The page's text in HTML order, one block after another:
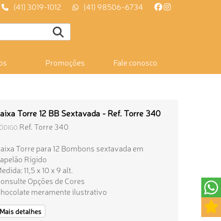
(41) 3019-1012 (41) 98506-6734
Promoções Fale conosco
Torre 12 BB Sextavada - Ref. Torre 340
Ref. Torre 340
Torre para 12 Bombons sextavada em
Rígido
11,5 x 10 x 9 alt.
Opções de Cores
meramente ilustrativo
Mais detalhes